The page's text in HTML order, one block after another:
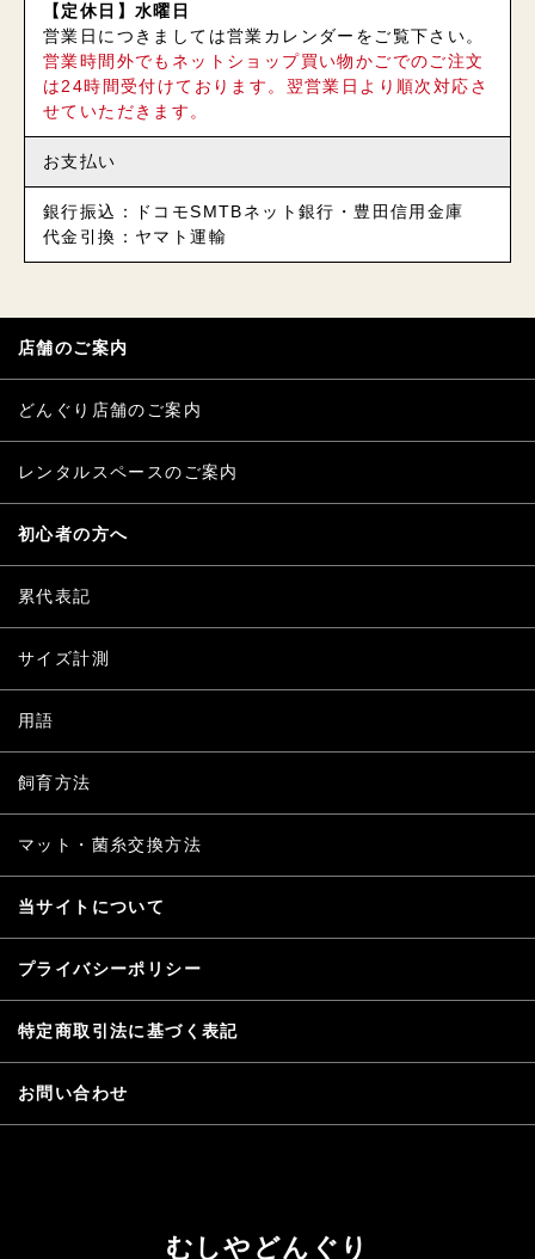
【定休日】水曜日
営業日につきましては営業カレンダーをご覧下さい。
営業時間外でもネットショップ買い物かごでのご注文
は24時間受付けております。翌営業日より順次対応さ
せていただきます。
お支払い
銀行振込：ドコモSMTBネット銀行・豊田信用金庫
代金引換：ヤマト運輸
店舗のご案内
どんぐり店舗のご案内
レンタルスペースのご案内
初心者の方へ
累代表記
サイズ計測
用語
飼育方法
マット・菌糸交換方法
当サイトについて
プライバシーポリシー
特定商取引法に基づく表記
お問い合わせ
むしやどんぐり